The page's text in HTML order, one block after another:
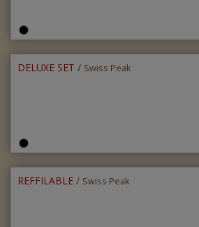
DELUXE SET / Swiss Peak
REFFILABLE / Swiss Peak